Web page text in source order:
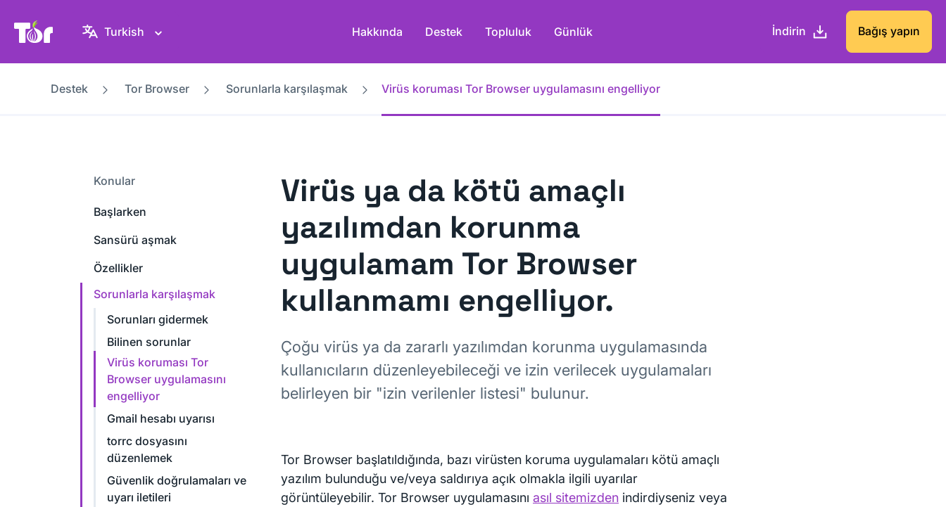
Tor Project sitesi
Turkish Hakkında Destek Topluluk Günlük İndirin Bağış yapın
Destek Tor Browser Sorunlarla karşılaşmak Virüs koruması Tor Browser uygulamasını engelliyor
Konular
Başlarken
Sansürü aşmak
Özellikler
Sorunlarla karşılaşmak
Sorunları gidermek
Bilinen sorunlar
Virüs koruması Tor
Browser uygulamasını
engelliyor
Gmail hesabı uyarısı
torrc dosyasını
düzenlemek
Güvenlik doğrulamaları ve
uyarı iletileri
Virüs ya da kötü amaçlı
yazılımdan korunma
uygulamam Tor Browser
kullanmamı engelliyor.
Çoğu virüs ya da zararlı yazılımdan korunma uygulamasında
kullanıcıların düzenleyebileceği ve izin verilecek uygulamaları
belirleyen bir "izin verilenler listesi" bulunur.
Tor Browser başlatıldığında, bazı virüsten koruma uygulamaları kötü amaçlı
yazılım bulunduğu ve/veya saldırıya açık olmakla ilgili uyarılar
görüntüleyebilir. Tor Browser uygulamasını asıl sitemizden indirdiyseniz veya